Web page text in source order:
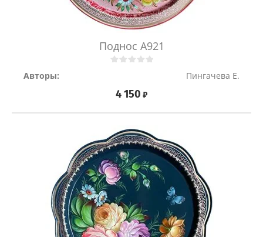
Поднос A921
Авторы: Пингачева Е.
4 150 ₽